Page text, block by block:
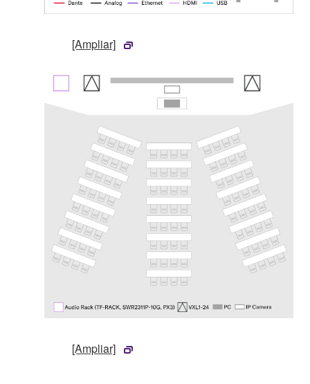
[Ampliar]
[Ampliar]